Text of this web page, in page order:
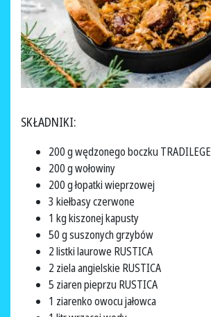
SKŁADNIKI:
200 g wędzonego boczku TRADILEGE
200 g wołowiny
200 g łopatki wieprzowej
3 kiełbasy czerwone
1 kg kiszonej kapusty
50 g suszonych grzybów
2 listki laurowe RUSTICA
2 ziela angielskie RUSTICA
5 ziaren pieprzu RUSTICA
1 ziarenko owocu jałowca